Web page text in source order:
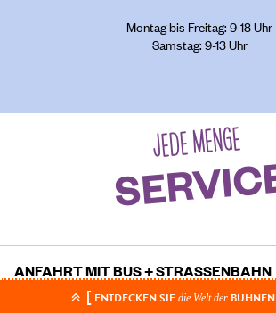
Montag bis Freitag: 9-18 Uhr
Samstag: 9-13 Uhr
JEDE MENGE
ANFAHRT MIT BUS + STRASSENBAHN
[ENTDECKEN SIE die Welt derBÜHNEN